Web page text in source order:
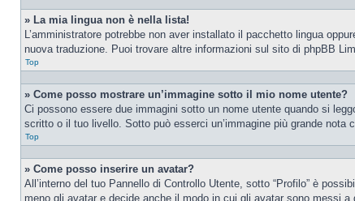
» La mia lingua non è nella lista!
L’amministratore potrebbe non aver installato il pacchetto lingua
nuova traduzione. Puoi trovare altre informazioni sul sito di phpBB
Top
» Come posso mostrare un’immagine sotto il mio nome utente?
Ci possono essere due immagini sotto un nome utente quando si
scritto o il tuo livello. Sotto può esserci un’immagine più grande
Top
» Come posso inserire un avatar?
All’interno del tuo Pannello di Controllo Utente, sotto “Profilo” è
meno gli avatar e decide anche il modo in cui gli avatar sono messi